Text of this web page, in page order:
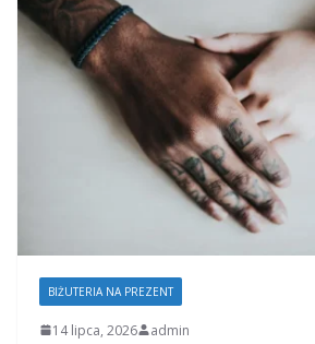
BIŻUTERIA NA PREZENT
14 lipca, 2026 admin